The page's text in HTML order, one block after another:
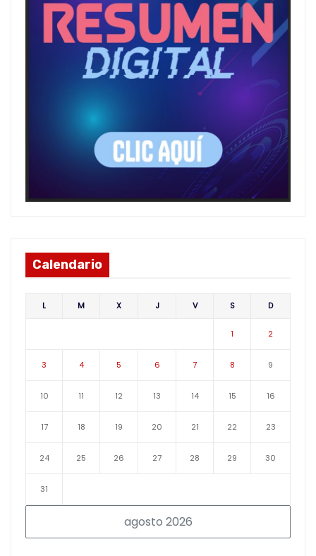
Calendario
agosto 2026
L M X J V S D
1 2
3 4 5 6 7 8 9
10 11 12 13 14 15 16
17 18 19 20 21 22 23
24 25 26 27 28 29 30
31